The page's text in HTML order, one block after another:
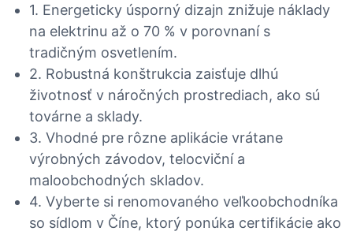
1. Energeticky úsporný dizajn znižuje náklady
na elektrinu až o 70 % v porovnaní s
tradičným osvetlením.
2. Robustná konštrukcia zaisťuje dlhú
životnosť v náročných prostrediach, ako sú
továrne a sklady.
3. Vhodné pre rôzne aplikácie vrátane
výrobných závodov, telocviční a
maloobchodných skladov.
4. Vyberte si renomovaného veľkoobchodníka
so sídlom v Číne, ktorý ponúka certifikácie ako